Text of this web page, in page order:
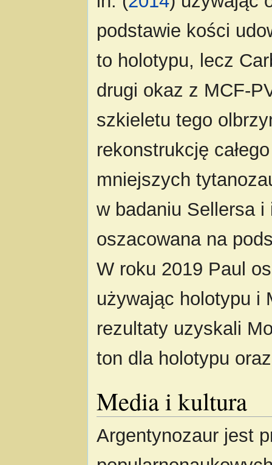
podstawie kości
to holotypu, lecz
drugi okaz z MCF-
szkieletu tego
rekonstrukcję
mniejszych
w badaniu Sellersa
oszacowana na
W roku 2019 Paul
używając holotypu i
rezultaty uzyskali
ton dla holotypu
Media i kultura
Argentynozaur jest